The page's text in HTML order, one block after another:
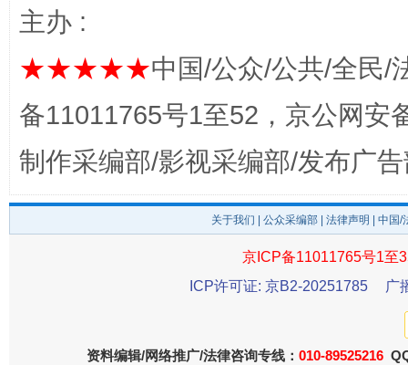
东山县通报“牛蛙产品抗生素超标问题”
千年窑火 生生不息 一
主办 :
★★★★★中国/公众/公共/全民/
备11011765号1至52，京公网安
制作采编部/影视采编部/发布广
关于我们 公众采编部 法律声明 | 中国
京ICP备11011765号1至
ICP许可证: 京B2-20251785
广
资料编辑/网络推广/法律咨询专线： 010-89525216